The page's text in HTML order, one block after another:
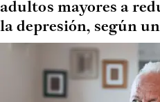
adultos mayores a
la depresión, según